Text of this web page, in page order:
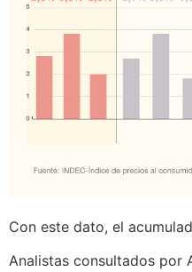
Con este dato, el
Analistas consultados por